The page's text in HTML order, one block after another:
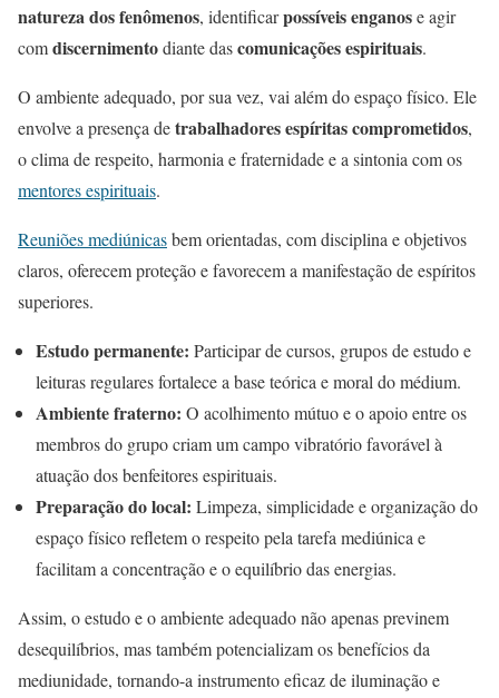
natureza dos fenômenos, identificarpossíveis enganose agir
comdiscernimentodiante dascomunicações espirituais.
O ambiente adequado, por sua vez, vai além do espaço físico. Ele
envolve a presença detrabalhadores espíritas comprometidos,
o clima de respeito, harmonia e fraternidade e a sintonia com os
mentores espirituais.
Reuniões mediúnicasbem orientadas, com disciplina e objetivos
claros, oferecem proteção e favorecem a manifestação de espíritos
superiores.
Estudo permanente: Participar de cursos, grupos de estudo e
leituras regulares fortalece a base teórica e moral do médium.
Ambiente fraterno: O acolhimento mútuo e o apoio entre os
membros do grupo criam um campo vibratório favorável à
atuação dos benfeitores espirituais.
Preparação do local: Limpeza, simplicidade e organização do
espaço físico refletem o respeito pela tarefa mediúnica e
facilitam a concentração e o equilíbrio das energias.
Assim, o estudo e o ambiente adequado não apenas previnem
desequilíbrios, mas também potencializam os benefícios da
mediunidade, tornando-a instrumento eficaz de iluminação e